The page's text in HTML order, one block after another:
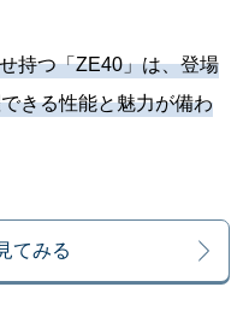
持つ「ZE40」は、登場
きる性能と魅力が備わ
てみる